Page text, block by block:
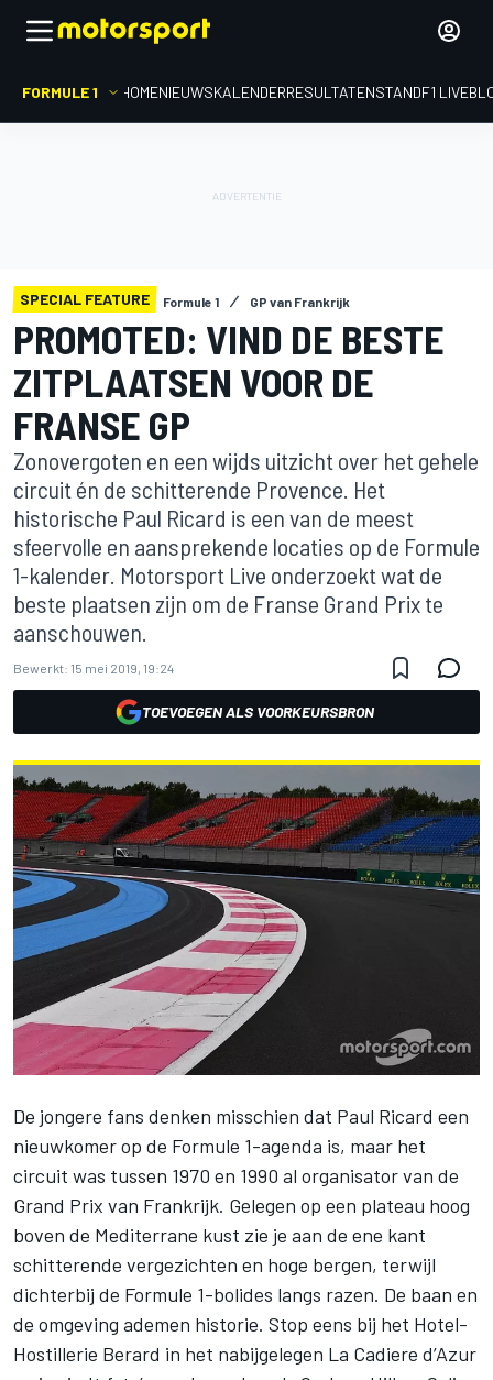
FORMULE 1 HOMENIEUWSKALENDERRESULTATENSTANDF1
SPECIAL FEATURE Formule 1 GP van Frankrijk
PROMOTED: VIND DE BESTE
ZITPLAATSEN VOOR DE
FRANSE GP
Zonovergoten en een wijds uitzicht over het gehele
circuit én de schitterende Provence. Het
historische Paul Ricard is een van de meest
sfeervolle en aansprekende locaties op de Formule
1-kalender. Motorsport Live onderzoekt wat de
beste plaatsen zijn om de Franse Grand Prix te
aanschouwen.
Bewerkt: 15 mei 2019, 19:24
TOEVOEGEN ALS VOORKEURSBRON
De jongere fans denken misschien dat Paul Ricard een
nieuwkomer op de Formule 1-agenda is, maar het
circuit was tussen 1970 en 1990 al organisator van de
Grand Prix van Frankrijk. Gelegen op een plateau hoog
boven de Mediterrane kust zie je aan de ene kant
schitterende vergezichten en hoge bergen, terwijl
dichterbij de Formule 1-bolides langs razen. De baan en
de omgeving ademen historie. Stop eens bij het Hotel-
Hostillerie Berard in het nabijgelegen La Cadiere d’Azur